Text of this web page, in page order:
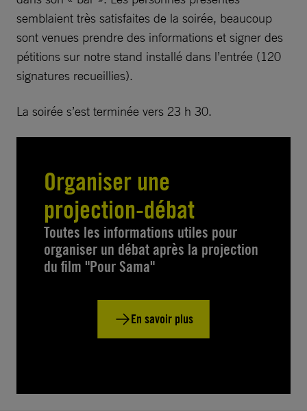
semblaient très satisfaites de la soirée, beaucoup
sont venues prendre des informations et signer des
pétitions sur notre stand installé dans l’entrée (120
signatures recueillies).
La soirée s’est terminée vers 23 h 30.
Organiser une
projection-débat
Toutes les informations utiles pour
organiser un débat après la projection
du film "Pour Sama"
En savoir plus